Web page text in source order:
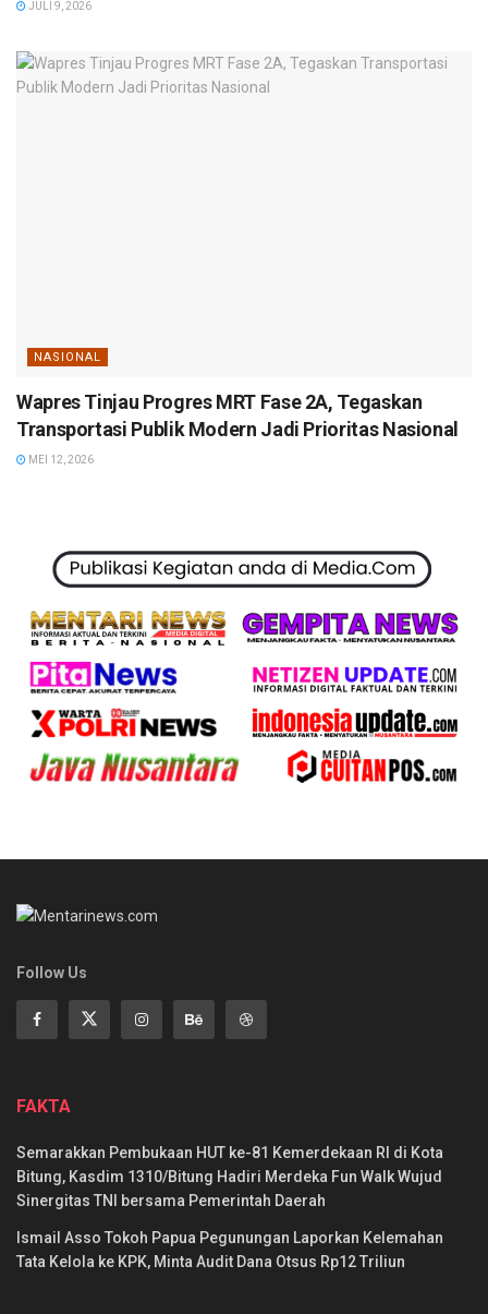
JULI 9, 2026
NASIONAL
Wapres Tinjau Progres MRT Fase 2A, Tegaskan
Transportasi Publik Modern Jadi Prioritas Nasional
MEI 12, 2026
Follow Us
FAKTA
Semarakkan Pembukaan HUT ke-81 Kemerdekaan RI di Kota
Bitung, Kasdim 1310/Bitung Hadiri Merdeka Fun Walk Wujud
Sinergitas TNI bersama Pemerintah Daerah
Ismail Asso Tokoh Papua Pegunungan Laporkan Kelemahan
Tata Kelola ke KPK, Minta Audit Dana Otsus Rp12 Triliun